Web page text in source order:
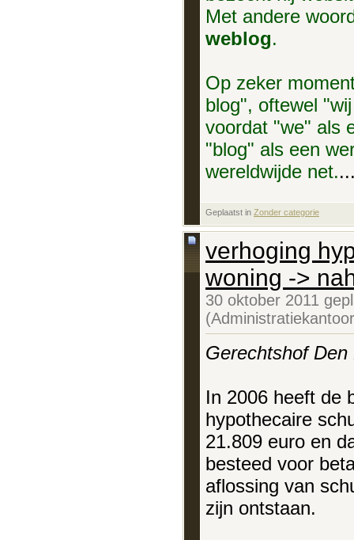
Met andere
weblog.
Op zeker
blog", oftewel
voordat "we" als
"blog" als een
wereldwijde net.
Geplaatst in Zonder categorie
verhoging
woning ->
30 oktober 2011
Gerechtshof Den
In 2006 heeft de
hypothecaire
21.809 euro en
besteed voor
aflossing van
zijn ontstaan.